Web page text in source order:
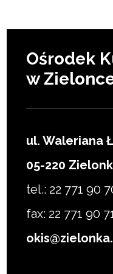
Ośrodek
w
ul. Waleriana
05-220
tel.: 22 771 90
fax: 22 771 90